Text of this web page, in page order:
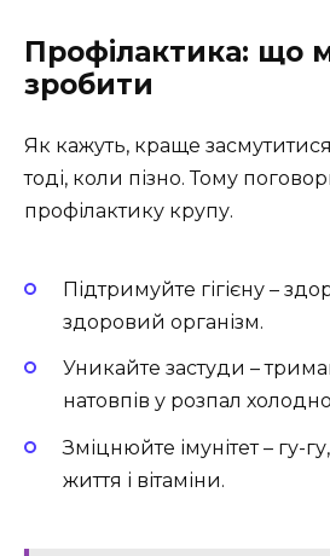
Профілактика: що
зробити
Як кажуть, краще
тоді, коли пізно. Тому
профілактику крупу.
Підтримуйте гігієну –
здоровий організм.
Уникайте застуди –
натовпів у розпал
Зміцнюйте імунітет – гу-
життя і вітаміни.